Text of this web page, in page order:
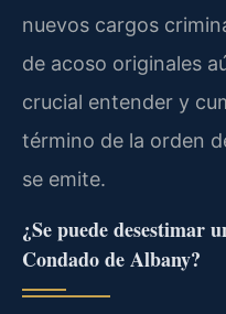
nuevos cargos
de acoso originales
crucial entender y
término de la orden
se emite.
¿Se puede desestimar
Condado de Albany?